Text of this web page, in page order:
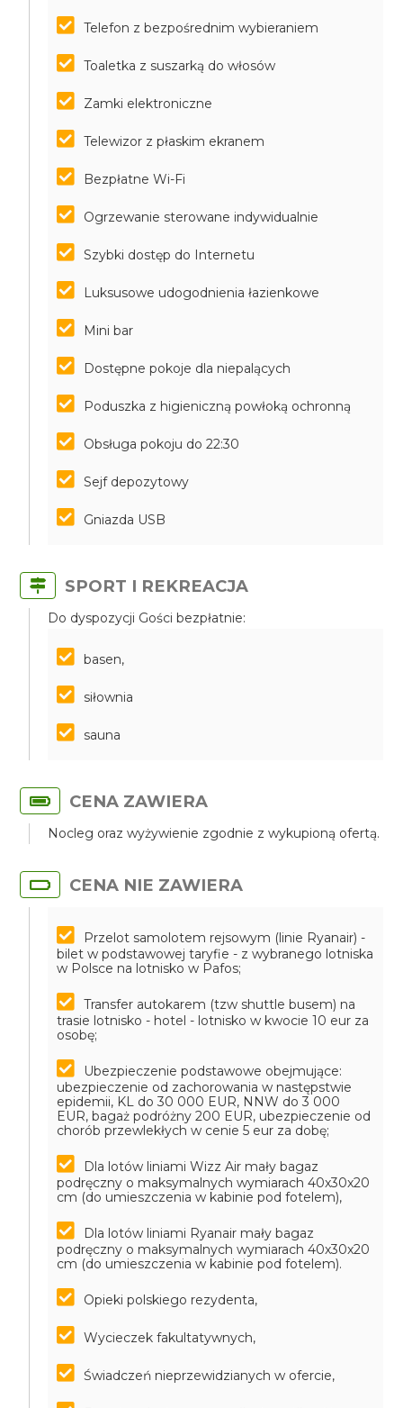
Telefon z bezpośrednim wybieraniem
Toaletka z suszarką do włosów
Zamki elektroniczne
Telewizor z płaskim ekranem
Bezpłatne Wi-Fi
Ogrzewanie sterowane indywidualnie
Szybki dostęp do Internetu
Luksusowe udogodnienia łazienkowe
Mini bar
Dostępne pokoje dla niepalących
Poduszka z higieniczną powłoką ochronną
Obsługa pokoju do 22:30
Sejf depozytowy
Gniazda USB
SPORT I REKREACJA
Do dyspozycji Gości bezpłatnie:
basen,
siłownia
sauna
CENA ZAWIERA
Nocleg oraz wyżywienie zgodnie z wykupioną ofertą.
CENA NIE ZAWIERA
Przelot samolotem rejsowym (linie Ryanair) -
bilet w podstawowej taryfie - z wybranego lotniska
w Polsce na lotnisko w Pafos;
Transfer autokarem (tzw shuttle busem) na
trasie lotnisko - hotel - lotnisko w kwocie 10 eur za
osobę;
Ubezpieczenie podstawowe obejmujące:
ubezpieczenie od zachorowania w następstwie
epidemii, KL do 30 000 EUR, NNW do 3 000
EUR, bagaż podróżny 200 EUR, ubezpieczenie od
chorób przewlekłych w cenie 5 eur za dobę;
Dla lotów liniami Wizz Air mały bagaz
podręczny o maksymalnych wymiarach 40x30x20
cm (do umieszczenia w kabinie pod fotelem),
Dla lotów liniami Ryanair mały bagaz
podręczny o maksymalnych wymiarach 40x30x20
cm (do umieszczenia w kabinie pod fotelem).
Opieki polskiego rezydenta,
Wycieczek fakultatywnych,
Świadczeń nieprzewidzianych w ofercie,